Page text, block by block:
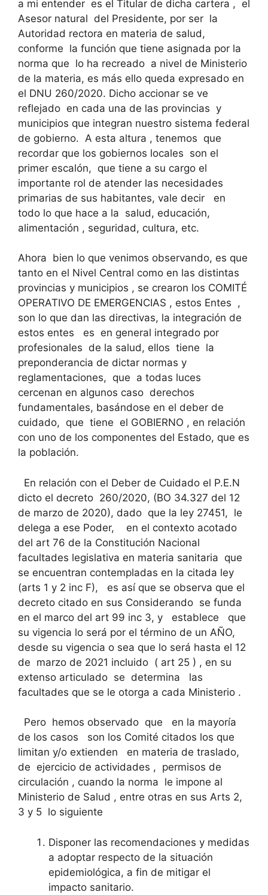
a mi entender es el Titular de dicha cartera , el
Asesor natural del Presidente, por ser la
Autoridad rectora en materia de salud,
conforme la función que tiene asignada por la
norma que lo ha recreado a nivel de Ministerio
de la materia, es más ello queda expresado en
el DNU 260/2020. Dicho accionar se ve
reflejado en cada una de las provincias y
municipios que integran nuestro sistema federal
de gobierno. A esta altura , tenemos que
recordar que los gobiernos locales son el
primer escalón, que tiene a su cargo el
importante rol de atender las necesidades
primarias de sus habitantes, vale decir en
todo lo que hace a la salud, educación,
alimentación , seguridad, cultura, etc.
Ahora bien lo que venimos observando, es que
tanto en el Nivel Central como en las distintas
provincias y municipios , se crearon los COMITÉ
OPERATIVO DE EMERGENCIAS , estos Entes ,
son lo que dan las directivas, la integración de
estos entes es en general integrado por
profesionales de la salud, ellos tiene la
preponderancia de dictar normas y
reglamentaciones, que a todas luces
cercenan en algunos caso derechos
fundamentales, basándose en el deber de
cuidado, que tiene el GOBIERNO , en relación
con uno de los componentes del Estado, que es
la población.
En relación con el Deber de Cuidado el P.E.N
dicto el decreto 260/2020, (BO 34.327 del 12
de marzo de 2020), dado que la ley 27451, le
delega a ese Poder, en el contexto acotado
del art 76 de la Constitución Nacional
facultades legislativa en materia sanitaria que
se encuentran contempladas en la citada ley
(arts 1 y 2 inc F), es así que se observa que el
decreto citado en sus Considerando se funda
en el marco del art 99 inc 3, y establece que
su vigencia lo será por el término de un AÑO,
desde su vigencia o sea que lo será hasta el 12
de marzo de 2021 incluido ( art 25 ) , en su
extenso articulado se determina las
facultades que se le otorga a cada Ministerio .
Pero hemos observado que en la mayoría
de los casos son los Comité citados los que
limitan y/o extienden en materia de traslado,
de ejercicio de actividades , permisos de
circulación , cuando la norma le impone al
Ministerio de Salud , entre otras en sus Arts 2,
3 y 5 lo siguiente
Disponer las recomendaciones y medidas
a adoptar respecto de la situación
epidemiológica, a fin de mitigar el
impacto sanitario.